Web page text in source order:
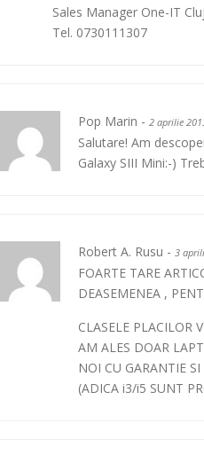
Sales Manager One-IT Cluj
Tel. 0730111307
Pop Marin - 2 aprilie
Salutare! Am
Galaxy SIII Mini:-)
Robert A. Rusu - 3
FOARTE TARE
DEASEMENEA ,
CLASELE PLACILOR
AM ALES DOAR
NOI CU GARANTIE SI
(ADICA i3/i5 SUNT